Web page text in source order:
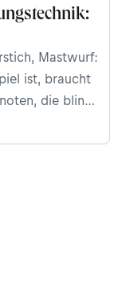
Mastwurf:
ist, braucht
die blind
Die
Plattner